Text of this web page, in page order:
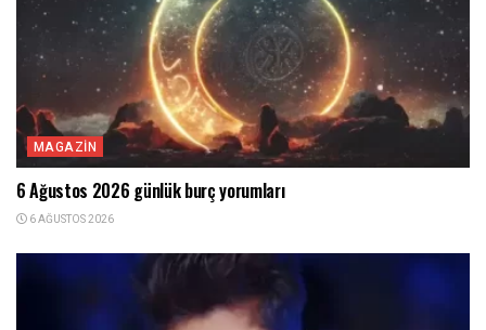
MAGAZIN
6 Ağustos 2026 günlük burç yorumları
6 AĞUSTOS 2026